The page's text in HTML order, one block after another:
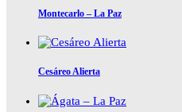
Montecarlo – La Paz
Cesáreo Alierta